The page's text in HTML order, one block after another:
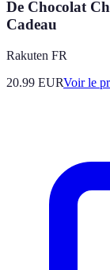
De Chocolat
Cadeau
Rakuten FR
20.99 EURVoir le